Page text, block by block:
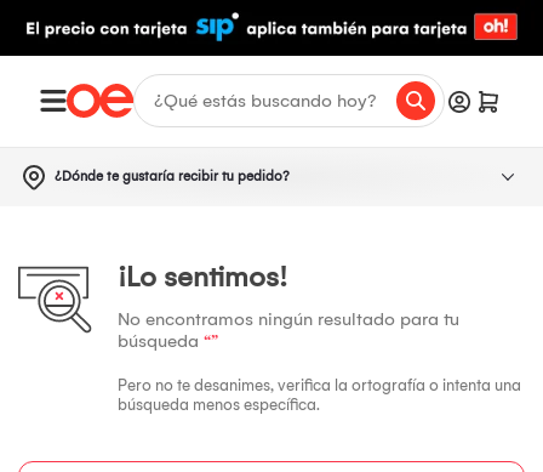
¿Dónde te gustaría recibir tu pedido?
¡Lo sentimos!
No encontramos ningún resultado para tu
búsqueda “”
Pero no te desanimes, verifica la ortografía o intenta una
búsqueda menos específica.